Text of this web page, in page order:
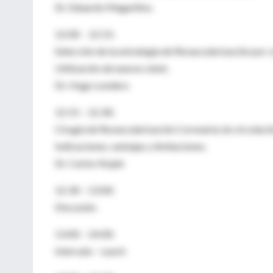
Dr. Eduardo Magariños.
12:00 - 12:15:
Selección de la estrategia de Revascularización por
Utilización de nuevos stent.
Dr. Hugo Londero
12:15 – 12:30:
Cirugía de Revascularización Coronaria sin
Indicaciones, ventajas y limitaciones.
Dr. Carlos Nojek
12:30 – 13:00:
Discusión.
13:00 – 14:00:
Intervalo – Lunch